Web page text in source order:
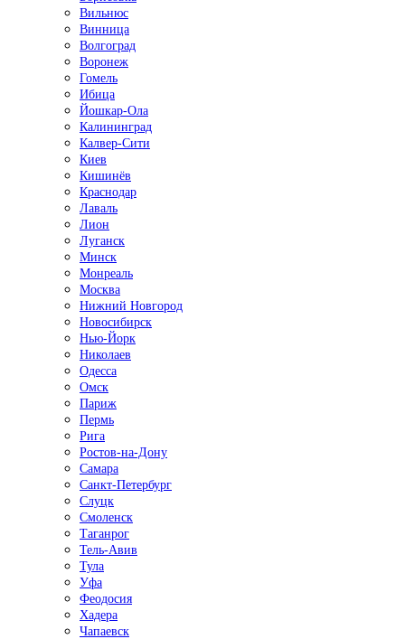
Вильнюс
Винница
Волгоград
Воронеж
Гомель
Ибица
Йошкар-Ола
Калининград
Калвер-Сити
Киев
Кишинёв
Краснодар
Лаваль
Лион
Луганск
Минск
Монреаль
Москва
Нижний Новгород
Новосибирск
Нью-Йорк
Николаев
Одесса
Омск
Париж
Пермь
Рига
Ростов-на-Дону
Самара
Санкт-Петербург
Слуцк
Смоленск
Таганрог
Тель-Авив
Тула
Уфа
Феодосия
Хадера
Чапаевск